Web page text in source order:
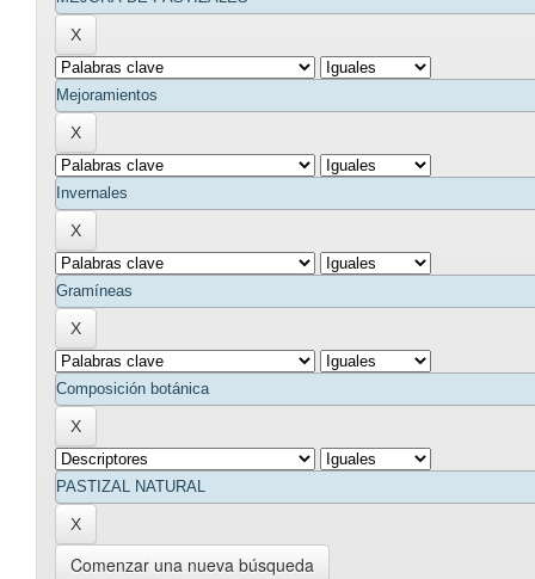
Comenzar una nueva búsqueda